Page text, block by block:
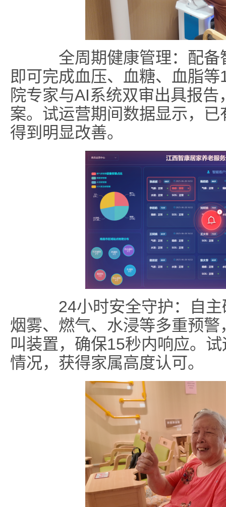
全周期健康管理：配备
即可完成血压、血糖、血脂
院专家与AI系统双审出具报
案。试运营期间数据显示，
得到明显改善。
24小时安全守护：自主
烟雾、燃气、水浸等多重预
叫装置，确保15秒内响应。
情况，获得家属高度认可。